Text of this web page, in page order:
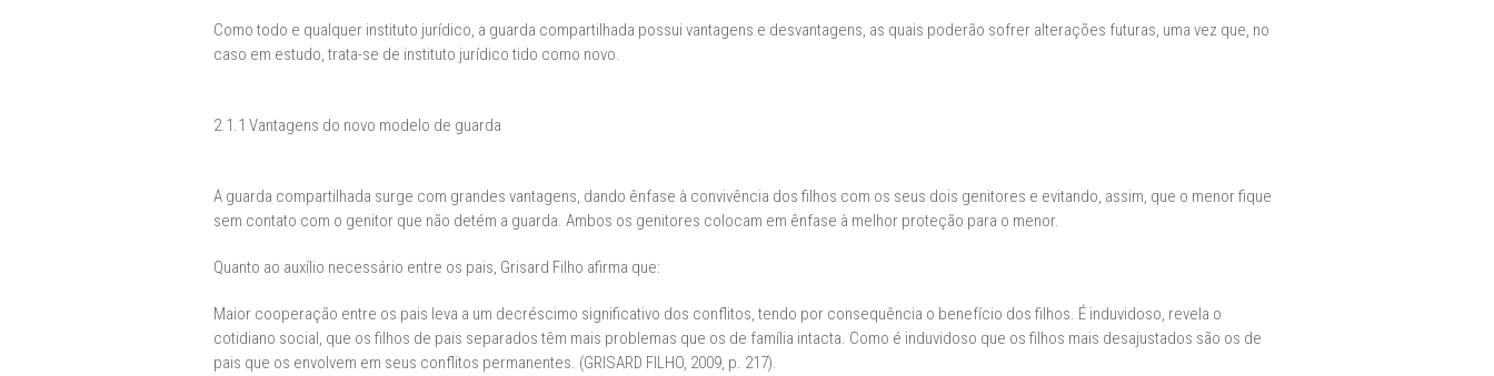
Como todo e qualquer instituto jurídico, a guarda compartilhada possui vantagens e desvantagens, as quais poderão sofrer alterações futuras, uma vez que, no
caso em estudo, trata-se de instituto jurídico tido como novo.
2.1.1 Vantagens do novo modelo de guarda
A guarda compartilhada surge com grandes vantagens, dando ênfase à convivência dos filhos com os seus dois genitores e evitando, assim, que o menor fique
sem contato com o genitor que não detém a guarda. Ambos os genitores colocam em ênfase à melhor proteção para o menor.
Quanto ao auxílio necessário entre os pais, Grisard Filho afirma que:
Maior cooperação entre os pais leva a um decréscimo significativo dos conflitos, tendo por consequência o benefício dos filhos. É induvidoso, revela o
cotidiano social, que os filhos de pais separados têm mais problemas que os de família intacta. Como é induvidoso que os filhos mais desajustados são os de
pais que os envolvem em seus conflitos permanentes. (GRISARD FILHO, 2009, p. 217).